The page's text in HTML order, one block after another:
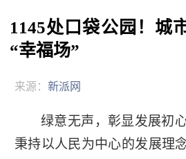
1145处口袋公园！城
“幸福场”
来源： 新派网
绿意无声，彰显发展初
秉持以人民为中心的发展理